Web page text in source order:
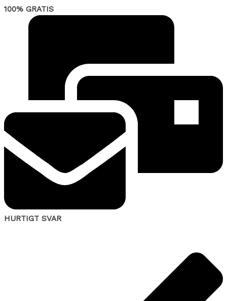
100% GRATIS
HURTIGT SVAR